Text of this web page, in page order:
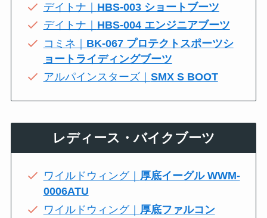
デイトナ｜ HBS-003 ショートブーツ
デイトナ｜ HBS-004 エンジニアブーツ
コミネ｜ BK-067 プロテクトスポーツシ
ョートライディングブーツ
アルパインスターズ｜ SMX S BOOT
レディース・バイクブーツ
ワイルドウィング｜ 厚底イーグル WWM-
0006ATU
ワイルドウィング｜ 厚底ファルコン